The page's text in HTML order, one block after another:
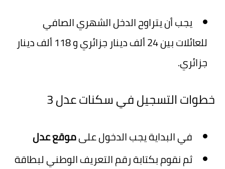
يجب أن يتراوح الدخل الشهري الصافي
للعائلات بين 24 ألف دينار جزائري و 118 ألف دينار
جزائري.
خطوات التسجيل في سكنات عدل 3
في البداية يجب الدخول علىموقع عدل
ثم نقوم بكتابة رقم التعريف الوطني لبطاقة